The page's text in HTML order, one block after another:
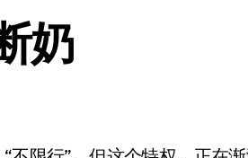
？闪迪这波操作太狠了
技术给了AI
奶